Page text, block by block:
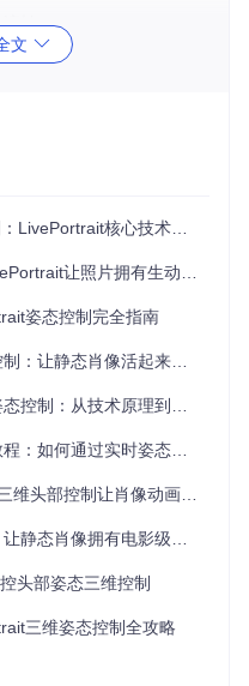
滚转
欧拉角系统描述头部姿
似摇头动作（正值右转，
比歪头动作（正值右倾，
核心参数的调节滑块，实
数组合，以下矩阵提供精
效果特点
中性基准姿态
抬头上扬，略带侧
文
核心技术全解析
照片拥有生动表情的实用指南
姿态控制完全指南
肖像活起来的三维操控指南
从技术原理到专业动画实践
过实时姿态调整让肖像活起来
控制让肖像动画制作更专业
像拥有电影级动态表现力
头部姿态三维控制
三维姿态控制全攻略